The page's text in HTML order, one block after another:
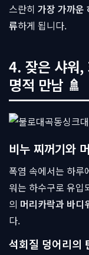
스란히 가장 가까운
류하게 됩니다.
4. 잦은 샤워,
명적 만남 🚿
비누 찌꺼기와
폭염 속에서는 하
워는 하수구로 유입
의 머리카락과 바디
다.
석회질 덩어리의